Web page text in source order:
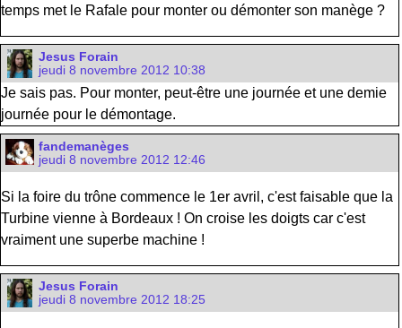
temps met le Rafale pour monter ou démonter son manège ?
Jesus Forain
jeudi 8 novembre 2012 10:38
Je sais pas. Pour monter, peut-être une journée et une demie
journée pour le démontage.
fandemanèges
jeudi 8 novembre 2012 12:46
Si la foire du trône commence le 1er avril, c'est faisable que la
Turbine vienne à Bordeaux ! On croise les doigts car c'est
vraiment une superbe machine !
Jesus Forain
jeudi 8 novembre 2012 18:25